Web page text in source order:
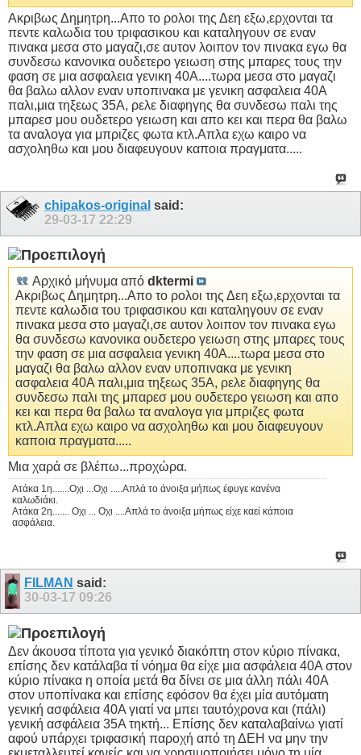
Ακριβως Δημητρη...Απο το ρολοι της Δεη εξω,ερχονται τα
πεντε καλωδια του τριφασικου και καταληγουν σε εναν
πινακα μεσα στο μαγαζι,σε αυτον λοιπον τον πινακα εγω θα
συνδεσω κανονικα ουδετερο γειωση στης μπαρες τους την
φαση σε μια ασφαλεια γενικη 40Α....τωρα μεσα στο μαγαζι
θα βαλω αλλον εναν υποπινακα με γενικη ασφαλεια 40Α
παλι,μια τηξεως 35Α, ρελε διαφηγης θα συνδεσω παλι της
μπαρεσ μου ουδετερο γειωση και απο κει και περα θα βαλω
τα αναλογα για μπριζες φωτα κτλ.Απλα εχω καιρο να
ασχοληθω και μου διαφευγουν καποια πραγματα.....
chipakos-original said:
29-03-17 22:29
Αρχικό μήνυμα από dktermi
Ακριβως Δημητρη...Απο το ρολοι της Δεη εξω,ερχονται τα
πεντε καλωδια του τριφασικου και καταληγουν σε εναν
πινακα μεσα στο μαγαζι,σε αυτον λοιπον τον πινακα εγω
θα συνδεσω κανονικα ουδετερο γειωση στης μπαρες τους
την φαση σε μια ασφαλεια γενικη 40Α....τωρα μεσα στο
μαγαζι θα βαλω αλλον εναν υποπινακα με γενικη
ασφαλεια 40Α παλι,μια τηξεως 35Α, ρελε διαφηγης θα
συνδεσω παλι της μπαρεσ μου ουδετερο γειωση και απο
κει και περα θα βαλω τα αναλογα για μπριζες φωτα
κτλ.Απλα εχω καιρο να ασχοληθω και μου διαφευγουν
καποια πραγματα.....
Μια χαρά σε βλέπω...προχώρα.
Ατάκα 1η.......Οχι ...Οχι .....Απλά το άνοιξα μήπως έφυγε κανένα
καλωδιάκι.
Ατάκα 2η....... Οχι ... Οχι ....Απλά το άνοιξα μήπως είχε καεί κάποια
ασφάλεια.
FILMAN said:
30-03-17 09:26
Δεν άκουσα τίποτα για γενικό διακόπτη στον κύριο πίνακα,
επίσης δεν κατάλαβα τί νόημα θα είχε μια ασφάλεια 40Α στον
κύριο πίνακα η οποία μετά θα δίνει σε μια άλλη πάλι 40Α
στον υποπίνακα και επίσης εφόσον θα έχει μία αυτόματη
γενική ασφάλεια 40Α γιατί να μπει ταυτόχρονα και (πάλι)
γενική ασφάλεια 35Α τηκτή... Επίσης δεν καταλαβαίνω γιατί
αφού υπάρχει τριφασική παροχή από τη ΔΕΗ να μην την